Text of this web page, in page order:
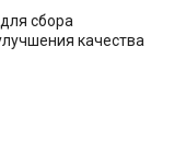
сбора
качества